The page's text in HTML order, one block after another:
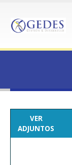
VER
ADJUNTOS